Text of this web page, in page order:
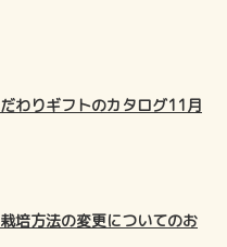
わりギフトのカタログ11月
培方法の変更についてのお